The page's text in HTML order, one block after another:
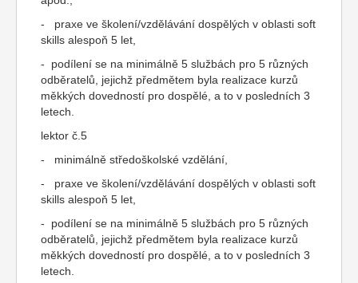
- praxe ve školení/vzdělávání dospělých v oblasti soft
skills alespoň 5 let,
- podílení se na minimálně 5 službách pro 5 různých
odběratelů, jejichž předmětem byla realizace kurzů
měkkých dovedností pro dospělé, a to v posledních 3
letech.
lektor č.5
- minimálně středoškolské vzdělání,
- praxe ve školení/vzdělávání dospělých v oblasti soft
skills alespoň 5 let,
- podílení se na minimálně 5 službách pro 5 různých
odběratelů, jejichž předmětem byla realizace kurzů
měkkých dovedností pro dospělé, a to v posledních 3
letech.